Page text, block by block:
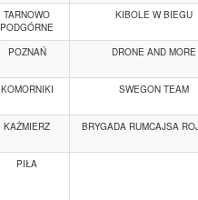
TARNOWO
PODGÓRNE
KIBOLE W BIEGU
POZNAŃ DRONE AND MORE
KOMORNIKI SWEGON TEAM
KAŻMIERZ BRYGADA RUMCAJSA
PIŁA